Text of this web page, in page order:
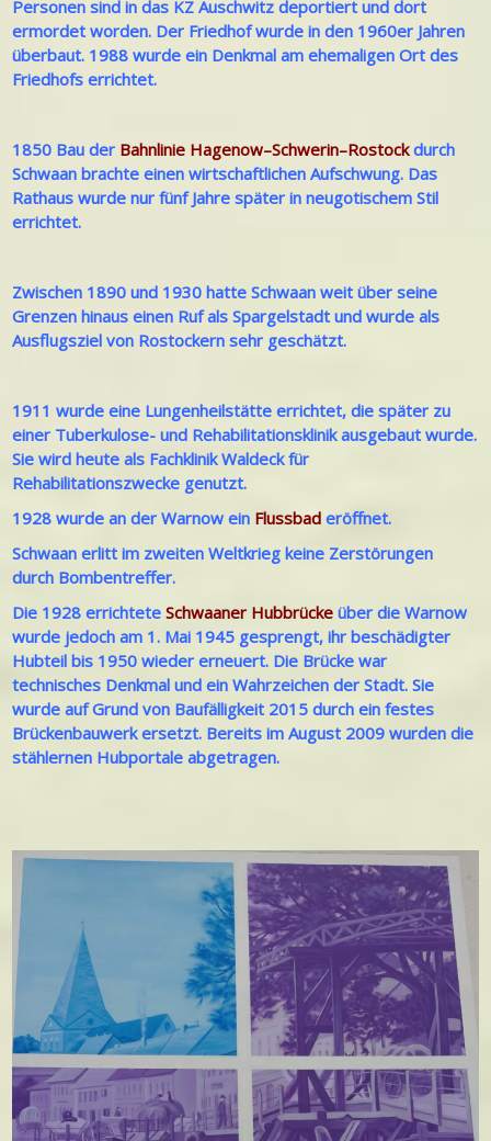
Personen sind in das KZ Auschwitz deportiert und dort
ermordet worden. Der Friedhof wurde in den 1960er Jahren
überbaut. 1988 wurde ein Denkmal am ehemaligen Ort des
Friedhofs errichtet.
1850 Bau der Bahnlinie Hagenow–Schwerin–Rostock durch
Schwaan brachte einen wirtschaftlichen Aufschwung. Das
Rathaus wurde nur fünf Jahre später in neugotischem Stil
errichtet.
Zwischen 1890 und 1930 hatte Schwaan weit über seine
Grenzen hinaus einen Ruf als Spargelstadt und wurde als
Ausflugsziel von Rostockern sehr geschätzt.
1911 wurde eine Lungenheilstätte errichtet, die später zu
einer Tuberkulose- und Rehabilitationsklinik ausgebaut wurde.
Sie wird heute als Fachklinik Waldeck für
Rehabilitationszwecke genutzt.
1928 wurde an der Warnow ein Flussbad eröffnet.
Schwaan erlitt im zweiten Weltkrieg keine Zerstörungen
durch Bombentreffer.
Die 1928 errichteteSchwaaner Hubbrücke über die Warnow
wurde jedoch am 1. Mai 1945 gesprengt, ihr beschädigter
Hubteil bis 1950 wieder erneuert. Die Brücke war
technisches Denkmal und ein Wahrzeichen der Stadt. Sie
wurde auf Grund von Baufälligkeit 2015 durch ein festes
Brückenbauwerk ersetzt. Bereits im August 2009 wurden die
stählernen Hubportale abgetragen.